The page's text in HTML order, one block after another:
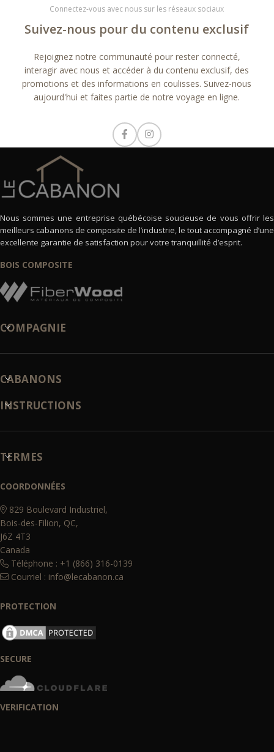
Connectez-vous avec nous sur les réseaux sociaux
Suivez-nous pour du contenu exclusif
Rejoignez notre communauté pour rester connecté,
interagir avec nous et accéder à du contenu exclusif, des
promotions et des informations en coulisses. Suivez-nous
aujourd'hui et faites partie de notre voyage en ligne.
Nous sommes une entreprise québécoise soucieuse de vous offrir les
meilleurs cabanons de composite de l’industrie, le tout accompagné d’une
excellente garantie de satisfaction pour votre tranquillité d’esprit.
BOIS COMPOSITE
COMPAGNIE
CABANONS
INSTRUCTIONS
TERMES
COORDONNÉES
829 Boulevard Industriel,
Bois-des-Filion, QC,
J6Z 4T3
Canada
Téléphone : +1 (866) 316-0139
Courriel : info@lecabanon.ca
PROTECTION
SECURE
VERIFICATION